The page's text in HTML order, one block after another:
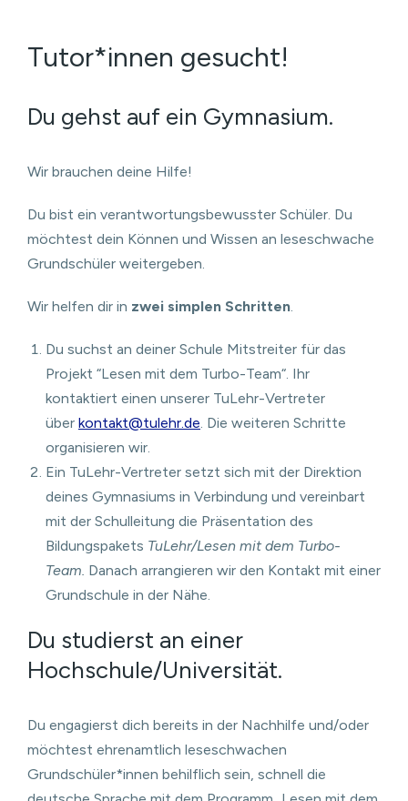
Tutor*innen gesucht!
Du gehst auf ein Gymnasium.
Wir brauchen deine Hilfe!
Du bist ein verantwortungsbewusster Schüler. Du
möchtest dein Können und Wissen an leseschwache
Grundschüler weitergeben.
Wir helfen dir in zwei simplen Schritten
Du suchst an deiner Schule Mitstreiter für das
Projekt “Lesen mit dem Turbo-Team“. Ihr
kontaktiert einen unserer TuLehr-Vertreter
über kontakt@tulehr.de . Die weiteren Schritte
organisieren wir.
Ein TuLehr-Vertreter setzt sich mit der Direktion
deines Gymnasiums in Verbindung und vereinbart
mit der Schulleitung die Präsentation des
Bildungspakets TuLehr/Lesen mit dem Turbo-
Team. Danach arrangieren wir den Kontakt mit einer
Grundschule in der Nähe.
Du studierst an einer
Hochschule/Universität.
Du engagierst dich bereits in der Nachhilfe und/oder
möchtest ehrenamtlich leseschwachen
Grundschüler*innen behilflich sein, schnell die